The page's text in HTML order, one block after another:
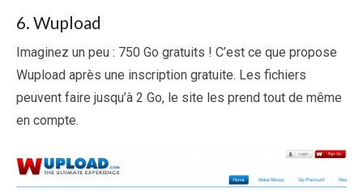
6. Wupload
Imaginez un peu : 750 Go gratuits ! C’est ce que propose
Wupload après une inscription gratuite. Les fichiers
peuvent faire jusqu’à 2 Go, le site les prend tout de même
en compte.